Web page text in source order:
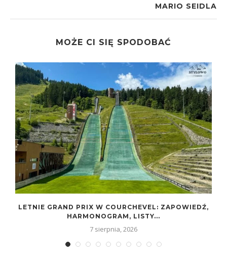
MARIO SEIDLA
MOŻE CI SIĘ SPODOBAĆ
LETNIE GRAND PRIX W COURCHEVEL: ZAPOWIEDŹ,
HARMONOGRAM, LISTY...
7 sierpnia, 2026